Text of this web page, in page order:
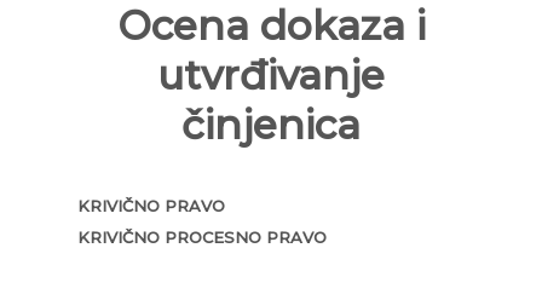
Ocena dokaza i
utvrđivanje
činjenica
KRIVIČNO PRAVO
KRIVIČNO PROCESNO PRAVO